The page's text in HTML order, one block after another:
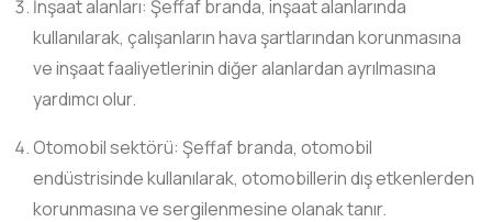
İnşaat alanları: Şeffaf branda, inşaat alanlarında
kullanılarak, çalışanların hava şartlarından korunmasına
ve inşaat faaliyetlerinin diğer alanlardan ayrılmasına
yardımcı olur.
Otomobil sektörü: Şeffaf branda, otomobil
endüstrisinde kullanılarak, otomobillerin dış etkenlerden
korunmasına ve sergilenmesine olanak tanır.